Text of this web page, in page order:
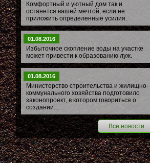
Комфортный и уютный дом так и
останется вашей мечтой, если не
приложить определенные усилия.
01.08.2016
Избыточное скопление воды на участке
может привести к образованию луж.
01.08.2016
Министерство строительства и жилищно-
коммунального хозяйства подготовило
законопроект, в котором говориться о
создании...
Все новости